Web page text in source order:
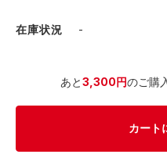
在庫状況 -
あと3,300円のご購
カート